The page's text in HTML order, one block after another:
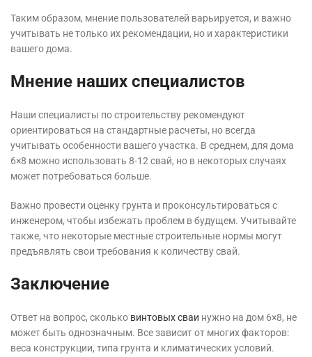
Таким образом, мнение пользователей варьируется, и важно
учитывать не только их рекомендации, но и характеристики
вашего дома.
Мнение наших специалистов
Наши специалисты по строительству рекомендуют
ориентироваться на стандартные расчеты, но всегда
учитывать особенности вашего участка. В среднем, для дома
6×8 можно использовать 8-12 свай, но в некоторых случаях
может потребоваться больше.
Важно провести оценку грунта и проконсультироваться с
инженером, чтобы избежать проблем в будущем. Учитывайте
также, что некоторые местные строительные нормы могут
предъявлять свои требования к количеству свай.
Заключение
Ответ на вопрос, сколько винтовых сваи нужно на дом 6×8, не
может быть однозначным. Все зависит от многих факторов:
веса конструкции, типа грунта и климатических условий.